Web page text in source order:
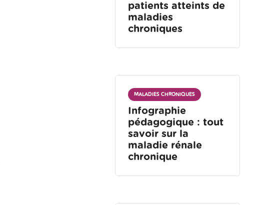
patients atteints de
maladies
chroniques
MALADIES CHRONIQUES
Infographie
pédagogique : tout
savoir sur la
maladie rénale
chronique